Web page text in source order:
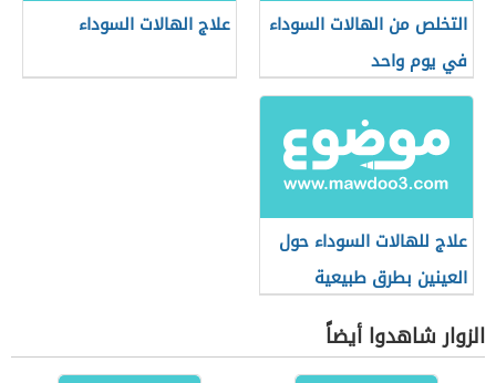
التخلص من الهالات السوداء
في يوم واحد
علاج الهالات السوداء
علاج للهالات السوداء حول
العينين بطرق طبيعية
الزوار شاهدوا أيضاً